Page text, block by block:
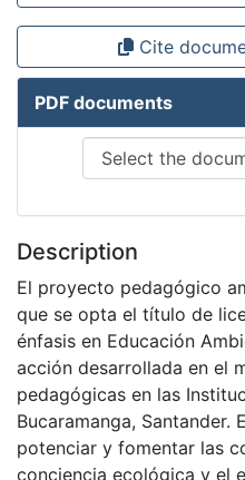
Cite
PDF documents
Description
El proyecto pedagógico
que se opta el título de
énfasis en Educación
acción desarrollada en el
pedagógicas en las
Bucaramanga,
potenciar y fomentar las
conciencia ecológica y el